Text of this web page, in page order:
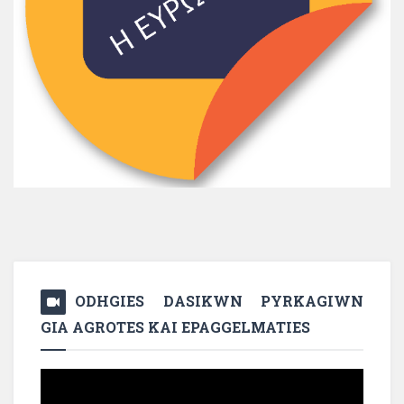
ODHGIES DASIKWN PYRKAGIWN
GIA AGROTES KAI EPAGGELMATIES